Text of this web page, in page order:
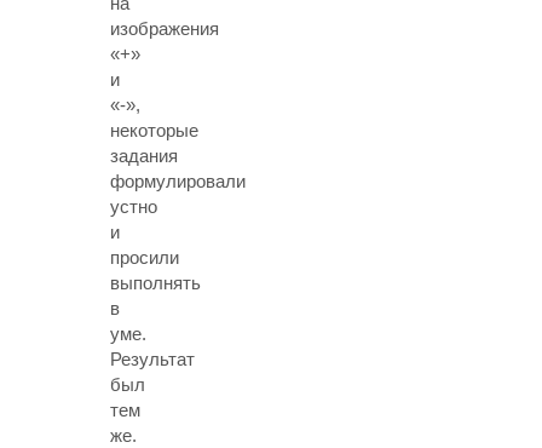
изображения
«+»
и
«-»,
некоторые
задания
формулировали
устно
и
просили
выполнять
в
уме.
Результат
был
тем
же.